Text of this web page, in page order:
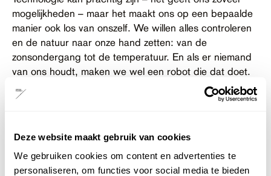
Deze website maakt gebruik van cookies
We gebruiken cookies om content en advertenties te
personaliseren, om functies voor social media te bieden
mogelijkheden – maar het maakt ons op een bepaalde
manier ook los van onszelf. We willen alles controleren
en de natuur naar onze hand zetten: van de
zonsondergang tot de temperatuur. En als er niemand
van ons houdt, maken we wel een robot die dat doet.
Bad Nature
is overigens geen moralistisch stuk, we
geven geen oordeel, het gaat niet over de vraag of
cancelling oortjes, het zou hypocriet zijn om te doen
alsof we die dingen niet willen.”